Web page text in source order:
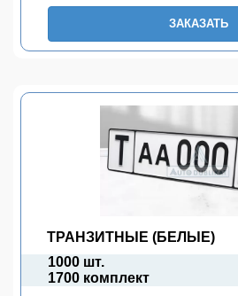
ЗАКАЗАТЬ
ТРАНЗИТНЫЕ (БЕЛЫЕ)
1000 шт.
1700 комплект